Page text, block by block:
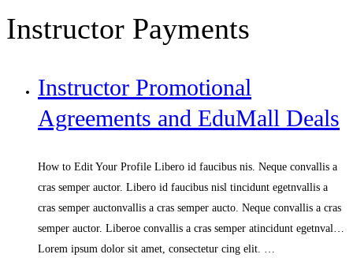
Instructor Payments
Instructor Promotional
Agreements and EduMall Deals
How to Edit Your Profile Libero id faucibus nis. Neque convallis a
cras semper auctor. Libero id faucibus nisl tincidunt egetnvallis a
cras semper auctonvallis a cras semper aucto. Neque convallis a cras
semper auctor. Liberoe convallis a cras semper atincidunt egetnval…
Lorem ipsum dolor sit amet, consectetur cing elit. …